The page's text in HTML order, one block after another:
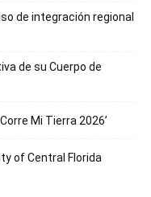
de integración regional
de su Cuerpo de
Mi Tierra 2026’
of Central Florida